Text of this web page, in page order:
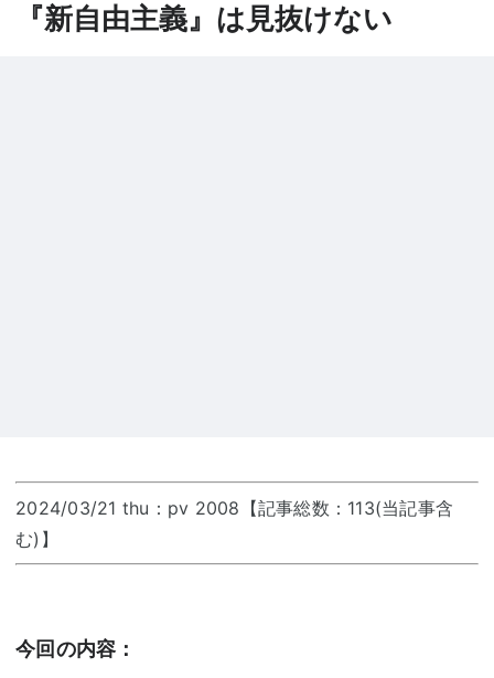
『新自由主義』は見抜けない
2024/03/21 thu：pv 2008【記事総数：113(当記事含
む)】
今回の内容：